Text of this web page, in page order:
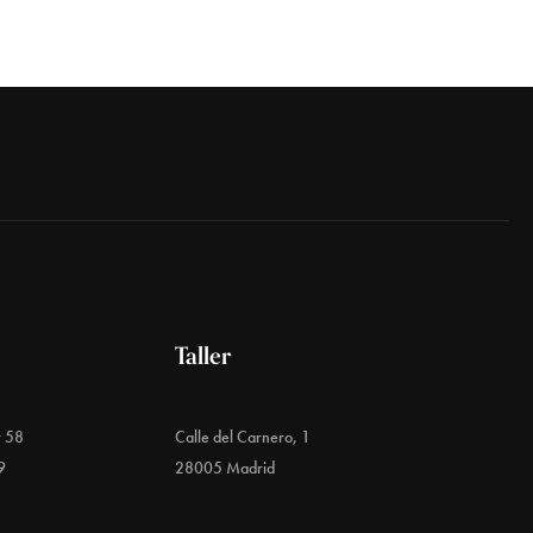
58
Taller
Calle del Carnero, 1
28005 Madrid